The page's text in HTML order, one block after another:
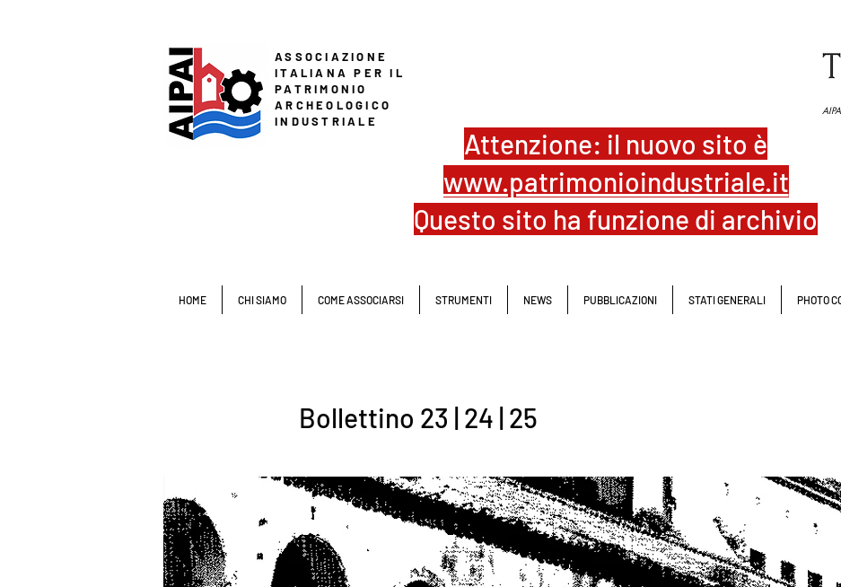
ASSOCIAZIONE
ITALIANA PER IL
PATRIMONIO
ARCHEOLOGICO
INDUSTRIALE
Attenzione: il nuovo sito è
www.patrimonioindustriale.it
Questo sito ha funzione di archivio
HOME CHI SIAMO COME ASSOCIARSI STRUMENTI NEWS PUBBLICAZIONI STATI GENERALI PHOTO
Bollettino 23 | 24 | 25